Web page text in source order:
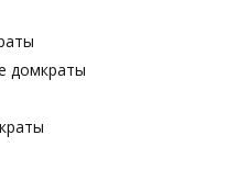
домкраты